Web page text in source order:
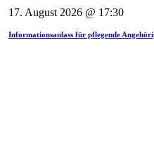
17. August 2026 @ 17:30
Informationsanlass für pflegende